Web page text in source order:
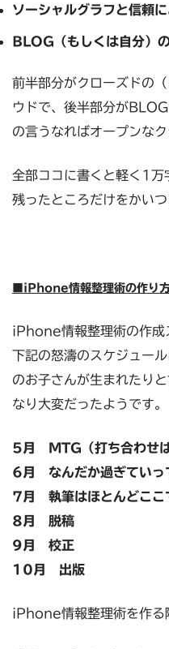
ソーシャルグラフと信頼
BLOG（もしくは自分）
前半部分がクローズドの
ウドで、後半部分が
の言うなればオープンな
全部ココに書くと軽く1万
残ったところだけをかい
■iPhone情報整理術の作り
iPhone情報整理術の作成
下記の怒濤のスケジュー
のお子さんが生まれたり
なり大変だったようです。
5月 MTG（打ち合わせは
6月 なんだか過ぎていっ
7月 執筆はほとんどここ
8月 脱稿
9月 校正
10月 出版
iPhone情報整理術を作る